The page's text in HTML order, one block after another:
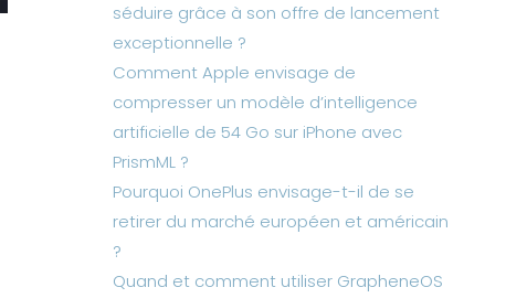
séduire grâce à son offre de lancement
exceptionnelle ?
Comment Apple envisage de
compresser un modèle d’intelligence
artificielle de 54 Go sur iPhone avec
PrismML ?
Pourquoi OnePlus envisage-t-il de se
retirer du marché européen et américain
?
Quand et comment utiliser GrapheneOS